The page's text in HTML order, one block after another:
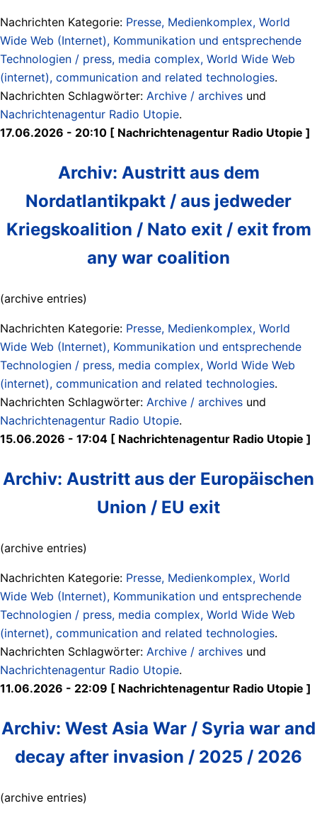
Nachrichten Kategorie: Presse, Medienkomplex, World
Wide Web (Internet), Kommunikation und entsprechende
Technologien / press, media complex, World Wide Web
(internet), communication and related technologies.
Nachrichten Schlagwörter: Archive / archives und
Nachrichtenagentur Radio Utopie.
17.06.2026 - 20:10 [ Nachrichtenagentur Radio Utopie ]
Archiv: Austritt aus dem
Nordatlantikpakt / aus jedweder
Kriegskoalition / Nato exit / exit from
any war coalition
(archive entries)
Nachrichten Kategorie: Presse, Medienkomplex, World
Wide Web (Internet), Kommunikation und entsprechende
Technologien / press, media complex, World Wide Web
(internet), communication and related technologies.
Nachrichten Schlagwörter: Archive / archives und
Nachrichtenagentur Radio Utopie.
15.06.2026 - 17:04 [ Nachrichtenagentur Radio Utopie ]
Archiv: Austritt aus der Europäischen
Union / EU exit
(archive entries)
Nachrichten Kategorie: Presse, Medienkomplex, World
Wide Web (Internet), Kommunikation und entsprechende
Technologien / press, media complex, World Wide Web
(internet), communication and related technologies.
Nachrichten Schlagwörter: Archive / archives und
Nachrichtenagentur Radio Utopie.
11.06.2026 - 22:09 [ Nachrichtenagentur Radio Utopie ]
Archiv: West Asia War / Syria war and
decay after invasion / 2025 / 2026
(archive entries)